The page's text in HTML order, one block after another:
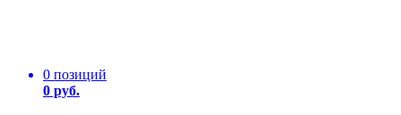
0 позиций
0 руб.